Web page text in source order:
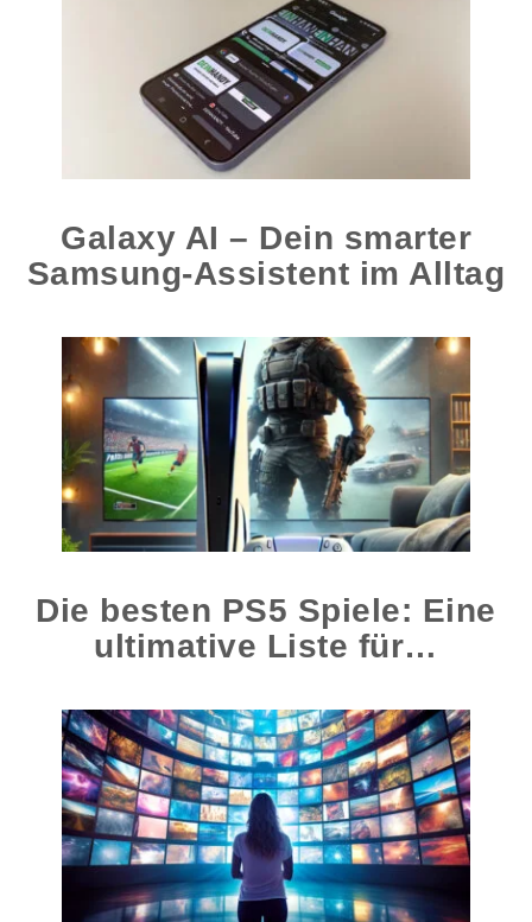
Galaxy AI – Dein smarter
Samsung-Assistent im Alltag
Die besten PS5 Spiele: Eine
ultimative Liste für…